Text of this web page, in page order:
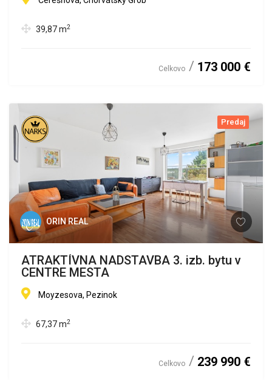
39,87m2
Celkovo 173 000 €
Predaj
ORIN REAL
ATRAKTÍVNA NADSTAVBA 3. izb. bytu v
CENTRE MESTA
Moyzesova, Pezinok
67,37m2
Celkovo 239 990 €